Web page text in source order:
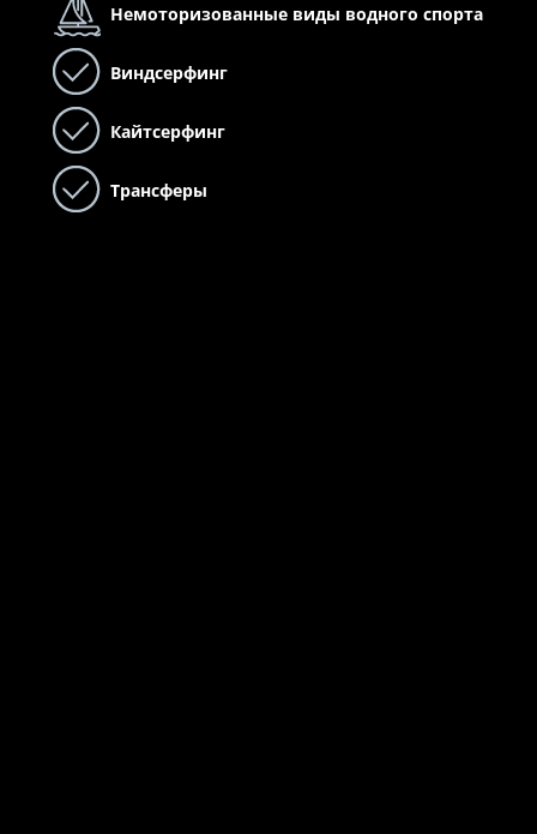
Немоторизованные виды водного спорта
Виндсерфинг
Кайтсерфинг
Трансферы